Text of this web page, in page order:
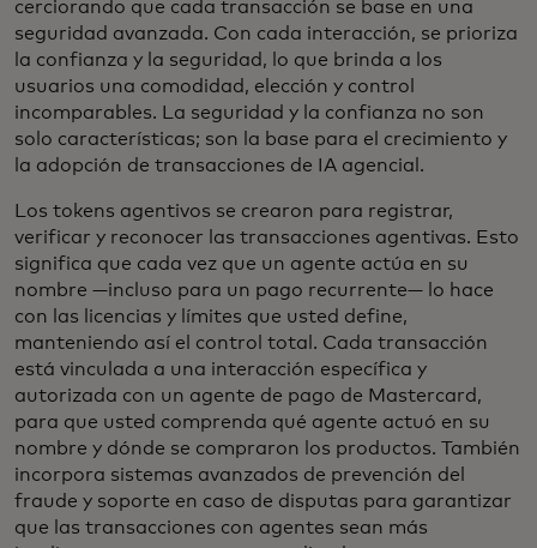
cerciorando que cada transacción se base en una
seguridad avanzada. Con cada interacción, se prioriza
la confianza y la seguridad, lo que brinda a los
usuarios una comodidad, elección y control
incomparables. La seguridad y la confianza no son
solo características; son la base para el crecimiento y
la adopción de transacciones de IA agencial.
Los tokens agentivos se crearon para registrar,
verificar y reconocer las transacciones agentivas. Esto
significa que cada vez que un agente actúa en su
nombre —incluso para un pago recurrente— lo hace
con las licencias y límites que usted define,
manteniendo así el control total. Cada transacción
está vinculada a una interacción específica y
autorizada con un agente de pago de Mastercard,
para que usted comprenda qué agente actuó en su
nombre y dónde se compraron los productos. También
incorpora sistemas avanzados de prevención del
fraude y soporte en caso de disputas para garantizar
que las transacciones con agentes sean más